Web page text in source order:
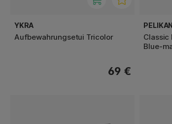
YKRA
Aufbewahrungsetui Tricolor
69 €
PELIKAN
Classic
Blue-